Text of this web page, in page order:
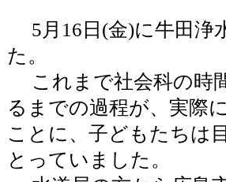
5月16日(金)に牛田浄
た。
これまで社会科の時
るまでの過程が、実際
ことに、子どもたちは
とっていました。